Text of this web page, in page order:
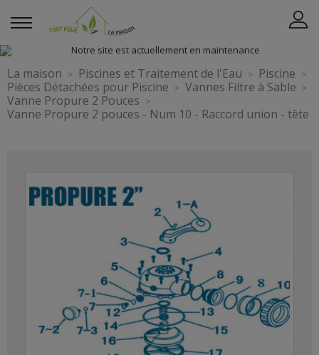
La maison Piscines et Traitement de l'Eau
Piscine
Pièces Détachées pour Piscine
Vannes Filtre à Sable
Vanne Propure 2 Pouces
Vanne Propure 2 pouces - Num 10 - Raccord union - tête